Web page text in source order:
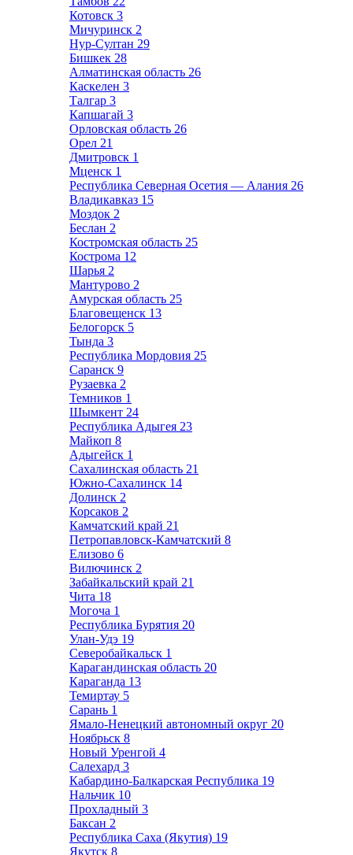
Котовск 3
Мичуринск 2
Нур-Султан 29
Бишкек 28
Алматинская область 26
Каскелен 3
Талгар 3
Капшагай 3
Орловская область 26
Орел 21
Дмитровск 1
Мценск 1
Республика Северная Осетия — Алания 26
Владикавказ 15
Моздок 2
Беслан 2
Костромская область 25
Кострома 12
Шарья 2
Мантурово 2
Амурская область 25
Благовещенск 13
Белогорск 5
Тында 3
Республика Мордовия 25
Саранск 9
Рузаевка 2
Темников 1
Шымкент 24
Республика Адыгея 23
Майкоп 8
Адыгейск 1
Сахалинская область 21
Южно-Сахалинск 14
Долинск 2
Корсаков 2
Камчатский край 21
Петропавловск-Камчатский 8
Елизово 6
Вилючинск 2
Забайкальский край 21
Чита 18
Могоча 1
Республика Бурятия 20
Улан-Удэ 19
Северобайкальск 1
Карагандинская область 20
Караганда 13
Темиртау 5
Сарань 1
Ямало-Ненецкий автономный округ 20
Ноябрьск 8
Новый Уренгой 4
Салехард 3
Кабардино-Балкарская Республика 19
Нальчик 10
Прохладный 3
Баксан 2
Республика Саха (Якутия) 19
Якутск 8